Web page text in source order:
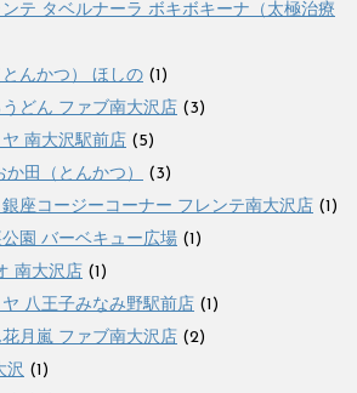
ンテ タベルナーラ ボキボキーナ（太極治療
んかつ） ほしの (1)
どん ファブ南大沢店 (3)
南大沢駅前店 (5)
田（とんかつ）
(3)
銀座コージーコーナー フレンテ南大沢店 (1)
園 バーベキュー広場 (1)
南大沢店 (1)
八王子みなみ野駅前店 (1)
月嵐 ファブ南大沢店 (2)
沢 (1)